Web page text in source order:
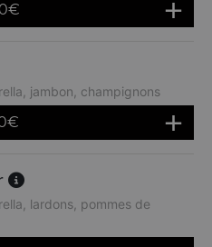
€
jambon, champignons
€
lardons, pommes de